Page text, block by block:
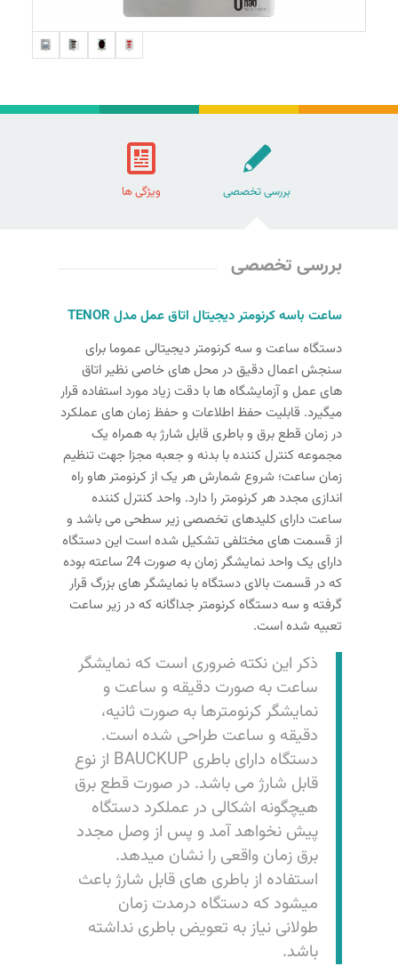
بررسی تخصصی ویژگی ها
بررسی تخصصی
ساعت باسه کرنومتر دیجیتال اتاق عمل مدل TENOR
دستگاه ساعت و سه کرنومتر دیجیتالی عموما برای
سنجش اعمال دقیق در محل های خاصی نظیر اتاق
های عمل و آزمایشگاه ها با دقت زیاد مورد استفاده قرار
میگیرد. قابلیت حفظ اطلاعات و حفظ زمان های عملکرد
در زمان قطع برق و باطری قابل شارژ به همراه یک
مجموعه کنترل کننده با بدنه و جعبه مجزا جهت تنظیم
زمان ساعت؛ شروع شمارش هر یک از کرنومتر هاو راه
اندازی مجدد هر کرنومتر را دارد. واحد کنترل کننده
ساعت دارای کلیدهای تخصصی زیر سطحی می باشد و
از قسمت های مختلفی تشکیل شده است این دستگاه
دارای یک واحد نمایشگر زمان به صورت 24 ساعته بوده
که در قسمت بالای دستگاه با نمایشگر های بزرگ قرار
گرفته و سه دستگاه کرنومتر جداگانه که در زیر ساعت
تعبیه شده است.
ذکر این نکته ضروری است که نمایشگر
ساعت به صورت دقیقه و ساعت و
نمایشگر کرنومترها به صورت ثانیه،
دقیقه و ساعت طراحی شده است.
دستگاه دارای باطری BAUCKUP از نوع
قابل شارژ می باشد. در صورت قطع برق
هیچگونه اشکالی در عملکرد دستگاه
پیش نخواهد آمد و پس از وصل مجدد
برق زمان واقعی را نشان میدهد.
استفاده از باطری های قابل شارژ باعث
میشود که دستگاه درمدت زمان
طولانی نیاز به تعویض باطری نداشته
باشد.